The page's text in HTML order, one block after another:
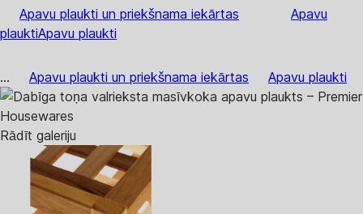
Apavu plaukti un priekšnama iekārtas
Apavu
plauktiApavu plaukti
... Apavu plaukti un priekšnama iekārtas Apavu plaukti
Rādīt galeriju